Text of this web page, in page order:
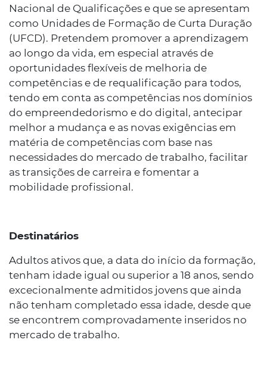
Nacional de Qualificações e que se apresentam
como Unidades de Formação de Curta Duração
(UFCD). Pretendem promover a aprendizagem
ao longo da vida, em especial através de
oportunidades flexíveis de melhoria de
competências e de requalificação para todos,
tendo em conta as competências nos domínios
do empreendedorismo e do digital, antecipar
melhor a mudança e as novas exigências em
matéria de competências com base nas
necessidades do mercado de trabalho, facilitar
as transições de carreira e fomentar a
mobilidade profissional.
Destinatários
Adultos ativos que, a data do início da formação,
tenham idade igual ou superior a 18 anos, sendo
excecionalmente admitidos jovens que ainda
não tenham completado essa idade, desde que
se encontrem comprovadamente inseridos no
mercado de trabalho.